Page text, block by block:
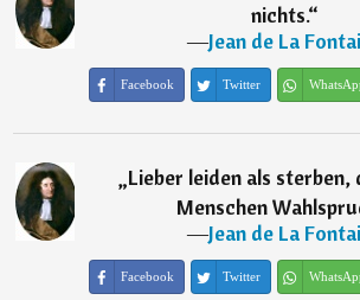
nichts.“
―Jean de La
Facebook Twitter
„Lieber leiden als sterben,
Menschen
―Jean de La
Facebook Twitter